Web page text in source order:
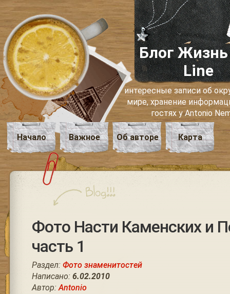
Блог Жизнь
Line
интересные записи об
мире, хранение
гостях у Antonio
Начало Важное Об авторе Карта
Фото Насти Каменских и
часть 1
Раздел: Фото знаменитостей
Написано: 6.02.2010
Автор:Antonio